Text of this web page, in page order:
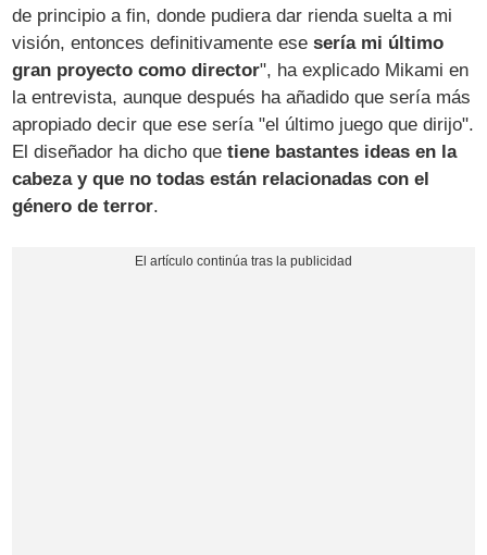
de principio a fin, donde pudiera dar rienda suelta a mi
visión, entonces definitivamente esesería mi último
gran proyecto como director", ha explicado Mikami en
la entrevista, aunque después ha añadido que sería más
apropiado decir que ese sería "el último juego que dirijo".
El diseñador ha dicho que tiene bastantes ideas en la
cabeza y que no todas están relacionadas con el
género de terror.